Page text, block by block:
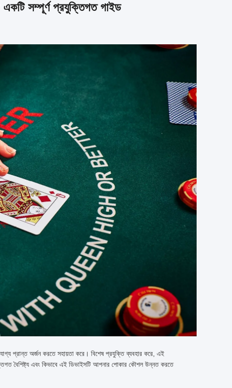
সম্পূর্ণ প্রযুক্তিগত গাইড
প্রান্ত অর্জন করতে সহায়তা করে। বিশেষ প্রযুক্তি ব্যবহার করে, এই
বৈশিষ্ট্য এবং কিভাবে এই ডিভাইসটি আপনার পোকার কৌশল উন্নত করতে